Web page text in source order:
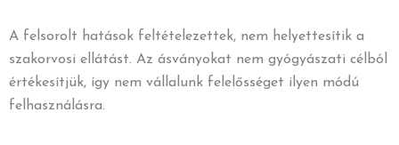
A felsorolt hatások feltételezettek, nem helyettesítik a
szakorvosi ellátást. Az ásványokat nem gyógyászati célból
értékesítjük, így nem vállalunk felelősséget ilyen módú
felhasználásra.